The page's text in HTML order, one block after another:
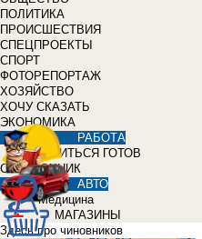
ПОЛИТИКА
ПРОИСШЕСТВИЯ
СПЕЦПРОЕКТЫ
СПОРТ
ФОТОРЕПОРТАЖ
ХОЗЯЙСТВО
ХОЧУ СКАЗАТЬ
ЭКОНОМИКА
РАБОТА
УЧИТЬСЯ ГОТОВ
СПРАВОЧНИК
АВТО
Медицина
МАГАЗИНЫ
Здесь про чиновников